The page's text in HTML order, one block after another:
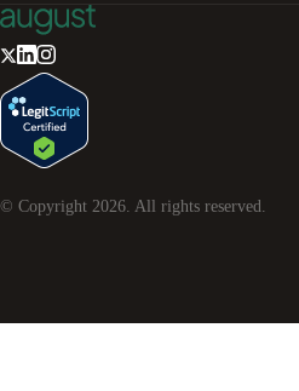
© Copyright 2026 . All rights reserved.